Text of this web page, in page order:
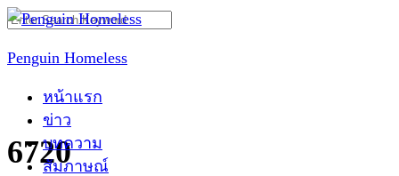
Skip
content
Penguin Homeless
หน้าแรก
ข่าว
บทความ
สัมภาษณ์
Search
6720